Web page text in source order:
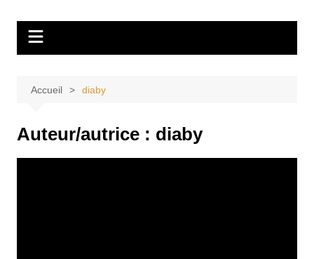
contenu
Tvdescollines
Accueil diaby
Auteur/autrice : diaby